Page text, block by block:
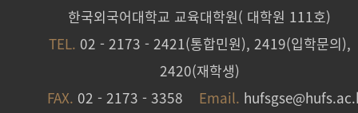
한국외국어대학교 교육대학원( 대학원 111호)
TEL. 02 - 2173 - 2421(통합민원), 2419(입학문의),
2420(재학생)
FAX. 02 - 2173 - 3358 Email.